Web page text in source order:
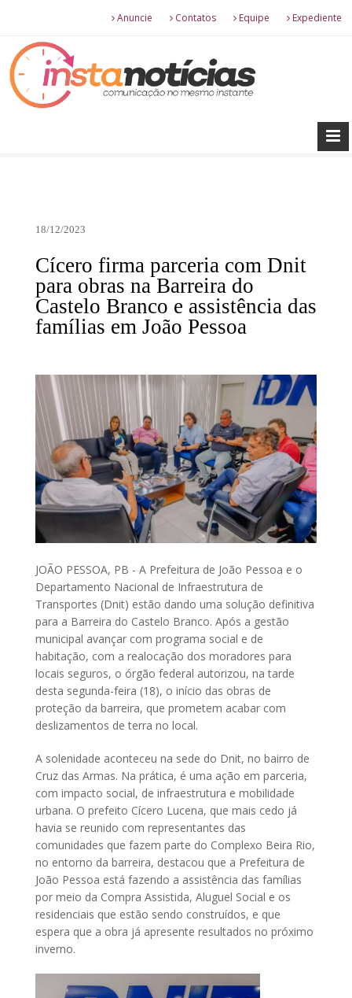
Anuncie Contatos Equipe Expediente
18/12/2023
Cícero firma parceria com Dnit
para obras na Barreira do
Castelo Branco e assistência das
famílias em João Pessoa
JOÃO PESSOA, PB - A Prefeitura de João Pessoa e o
Departamento Nacional de Infraestrutura de
Transportes (Dnit) estão dando uma solução definitiva
para a Barreira do Castelo Branco. Após a gestão
municipal avançar com programa social e de
habitação, com a realocação dos moradores para
locais seguros, o órgão federal autorizou, na tarde
desta segunda-feira (18), o início das obras de
proteção da barreira, que prometem acabar com
deslizamentos de terra no local.
A solenidade aconteceu na sede do Dnit, no bairro de
Cruz das Armas. Na prática, é uma ação em parceria,
com impacto social, de infraestrutura e mobilidade
urbana. O prefeito Cícero Lucena, que mais cedo já
havia se reunido com representantes das
comunidades que fazem parte do Complexo Beira Rio,
no entorno da barreira, destacou que a Prefeitura de
João Pessoa está fazendo a assistência das famílias
por meio da Compra Assistida, Aluguel Social e os
residenciais que estão sendo construídos, e que
espera que a obra já apresente resultados no próximo
inverno.